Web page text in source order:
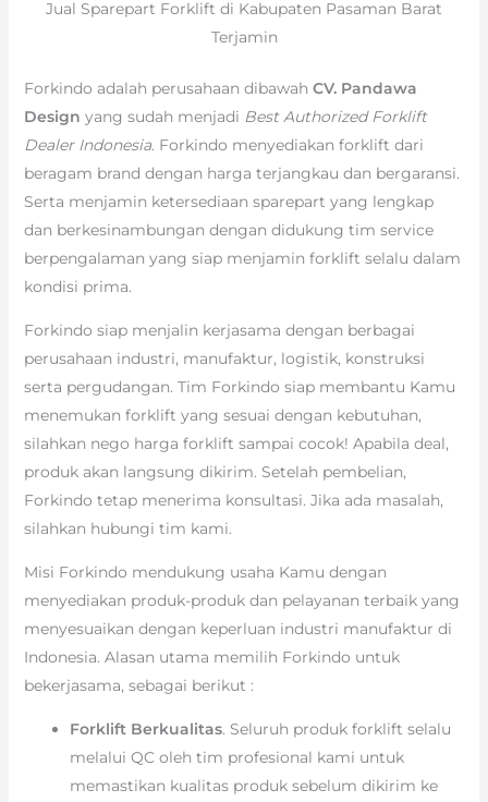
Jual Sparepart Forklift di Kabupaten Pasaman Barat
Terjamin
Forkindo adalah perusahaan dibawah CV. Pandawa
Design yang sudah menjadi Best Authorized Forklift
Dealer Indonesia. Forkindo menyediakan forklift dari
beragam brand dengan harga terjangkau dan bergaransi.
Serta menjamin ketersediaan sparepart yang lengkap
dan berkesinambungan dengan didukung tim service
berpengalaman yang siap menjamin forklift selalu dalam
kondisi prima.
Forkindo siap menjalin kerjasama dengan berbagai
perusahaan industri, manufaktur, logistik, konstruksi
serta pergudangan. Tim Forkindo siap membantu Kamu
menemukan forklift yang sesuai dengan kebutuhan,
silahkan nego harga forklift sampai cocok! Apabila deal,
produk akan langsung dikirim. Setelah pembelian,
Forkindo tetap menerima konsultasi. Jika ada masalah,
silahkan hubungi tim kami.
Misi Forkindo mendukung usaha Kamu dengan
menyediakan produk-produk dan pelayanan terbaik yang
menyesuaikan dengan keperluan industri manufaktur di
Indonesia. Alasan utama memilih Forkindo untuk
bekerjasama, sebagai berikut :
Forklift Berkualitas. Seluruh produk forklift selalu
melalui QC oleh tim profesional kami untuk
memastikan kualitas produk sebelum dikirim ke